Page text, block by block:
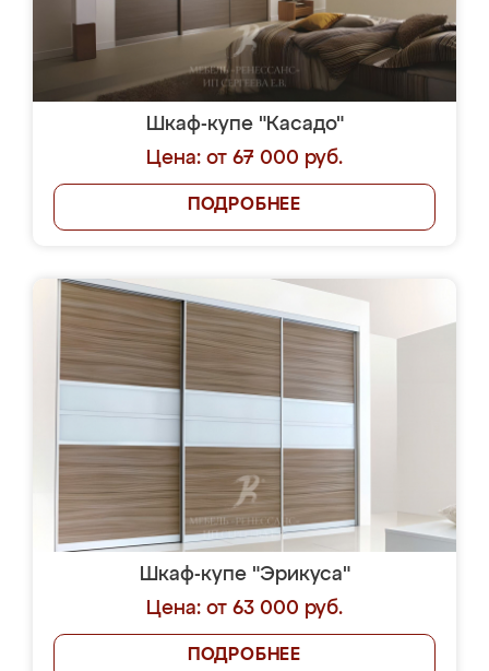
Шкаф-купе "Касадо"
Цена: от 67 000 руб.
ПОДРОБНЕЕ
Шкаф-купе "Эрикуса"
Цена: от 63 000 руб.
ПОДРОБНЕЕ